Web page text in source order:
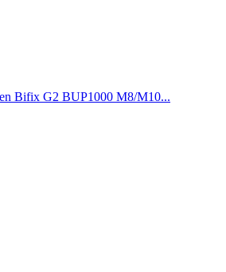
Bifix G2 BUP1000 М8/М10...